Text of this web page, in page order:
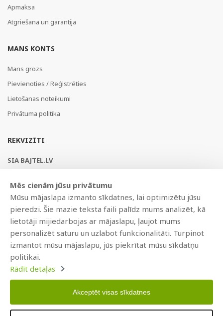
Apmaksa
Atgriešana un garantija
MANS KONTS
Mans grozs
Pievienoties / Reģistrēties
Lietošanas noteikumi
Privātuma politika
REKVIZĪTI
SIA BAJTEL.LV
Brīvības gatve 214b, Rīga, LV-1039, Latvija
AS Swedbank, HABALV22
LV53HABA0551019240274
Mēs cienām jūsu privātumu
Mūsu mājaslapa izmanto sīkdatnes, lai optimizētu jūsu
pieredzi. Šie mazie teksta faili palīdz mums analizēt, kā
lietotāji mijiedarbojas ar mājaslapu, ļaujot mums
personalizēt saturu un uzlabot funkcionalitāti. Turpinot
izmantot mūsu mājaslapu, jūs piekrītat mūsu sīkdatņu
politikai.
Rādīt detaļas
Akceptēt visas sīkdatnes